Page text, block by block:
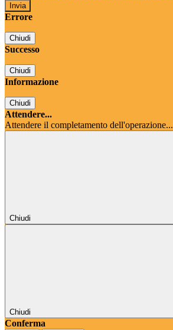
Errore
Chiudi
Successo
Chiudi
Informazione
Chiudi
Attendere...
Attendere il completamento dell'operazione...
Chiudi
Chiudi
Conferma